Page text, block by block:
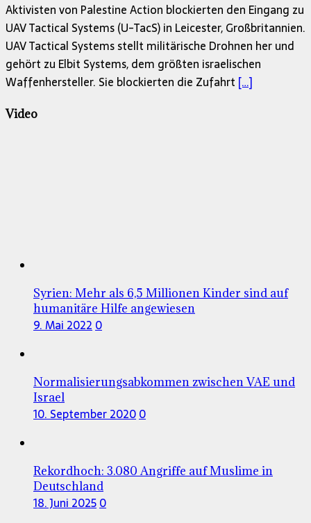
Aktivisten von Palestine Action blockierten den Eingang zu
UAV Tactical Systems (U-TacS) in Leicester, Großbritannien.
UAV Tactical Systems stellt militärische Drohnen her und
gehört zu Elbit Systems, dem größten israelischen
Waffenhersteller. Sie blockierten die Zufahrt […]
Video
Syrien: Mehr als 6,5 Millionen Kinder sind auf
humanitäre Hilfe angewiesen
9. Mai 2022 0
Normalisierungsabkommen zwischen VAE und
Israel
10. September 20200
Rekordhoch: 3.080 Angriffe auf Muslime in
Deutschland
18. Juni 20250